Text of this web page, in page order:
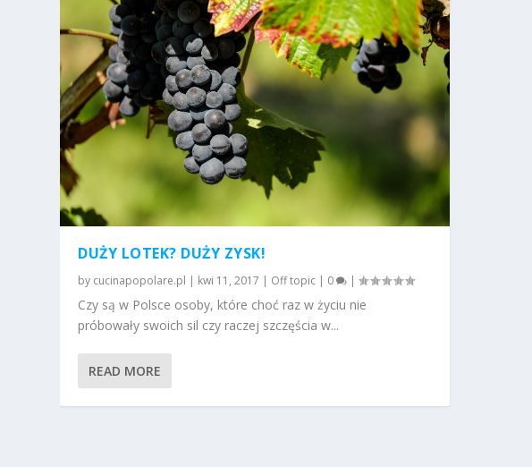
DUŻY LOTEK? DUŻY ZYSK!
by cucinapopolare.pl | kwi 11, 2017 | Off topic | 0 |
Czy są w Polsce osoby, które choć raz w życiu nie
próbowały swoich sil czy raczej szczęścia w...
READ MORE